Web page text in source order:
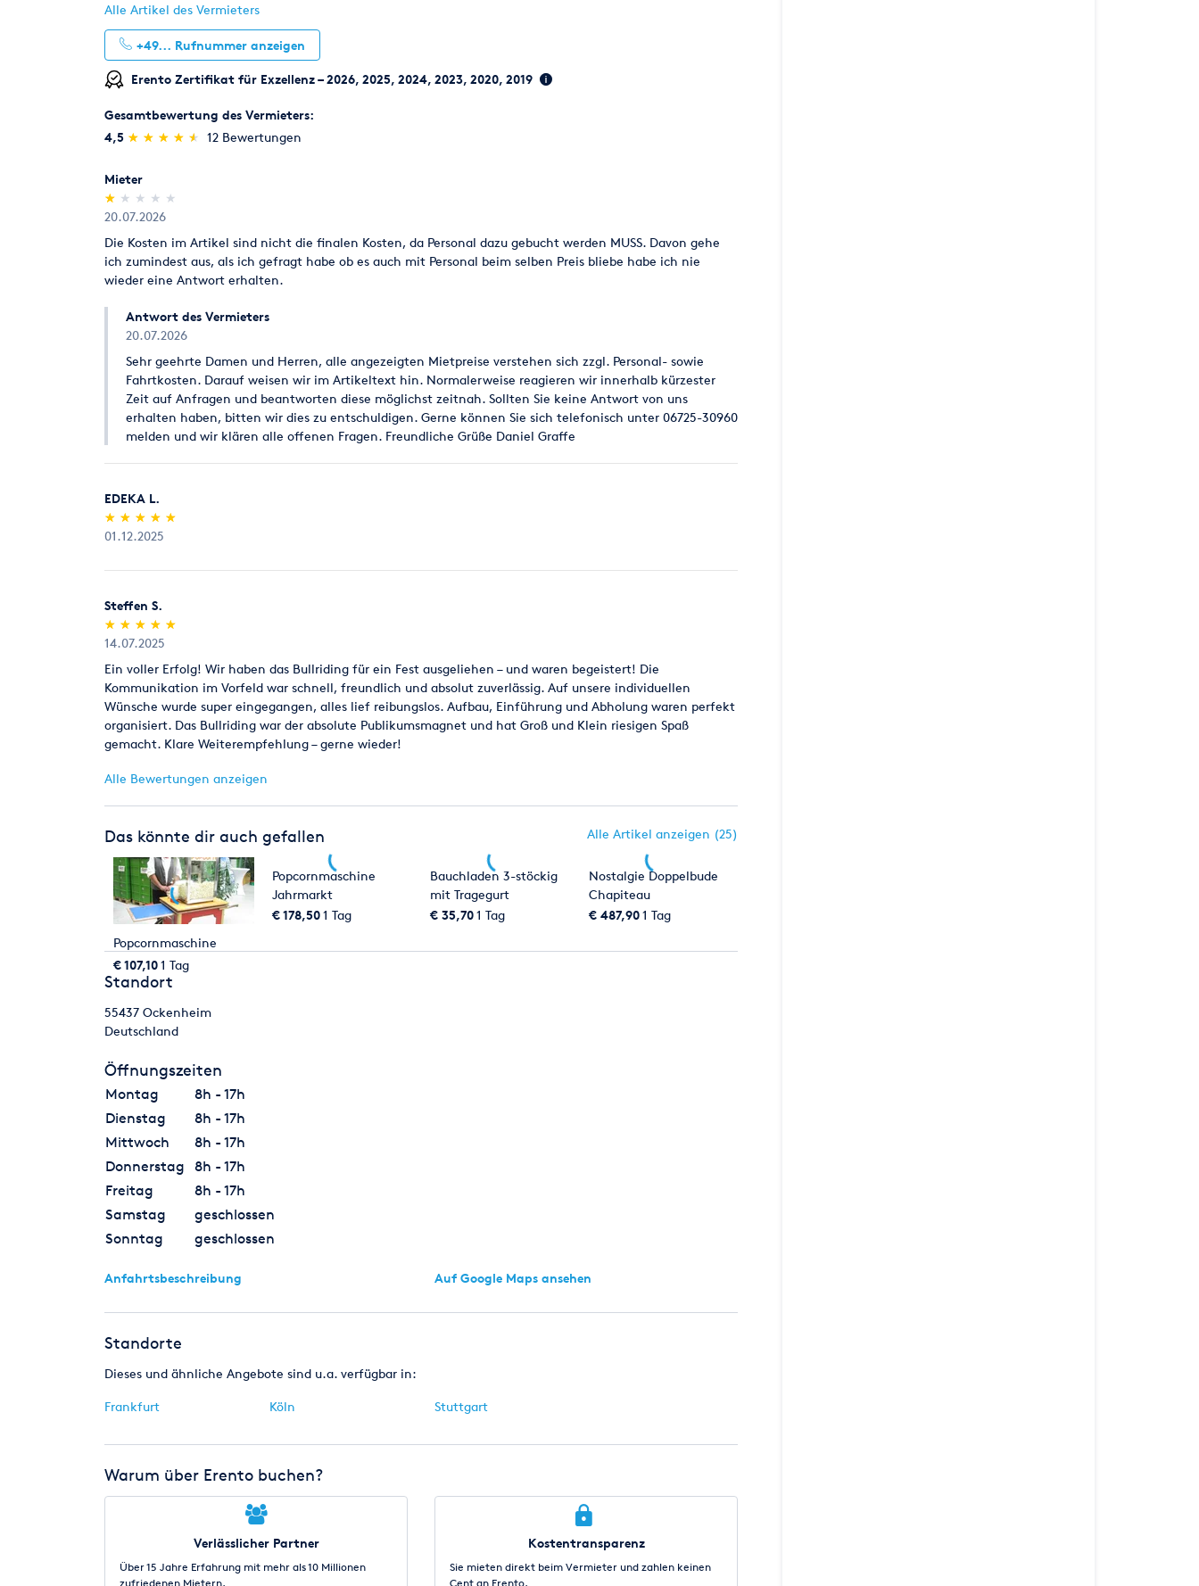
Alle Artikel des Vermieters
+49... Rufnummer anzeigen
Erento Zertifikat für Exzellenz – 2026, 2025, 2024, 2023, 2020, 2019
Gesamtbewertung des Vermieters:
4,5 (*)
★
★
(*) ★
★
(*) ★
★
(*) ★
★
(*) ★
★ 12 Bewertungen
Mieter
(*)
★
★
( ) ★
★
( ) ★
★
( ) ★
★
( ) ★
★
20.07.2026
Die Kosten im Artikel sind nicht die finalen Kosten, da Personal dazu gebucht werden MUSS. Davon gehe
ich zumindest aus, als ich gefragt habe ob es auch mit Personal beim selben Preis bliebe habe ich nie
wieder eine Antwort erhalten.
Antwort des Vermieters
20.07.2026
Sehr geehrte Damen und Herren, alle angezeigten Mietpreise verstehen sich zzgl. Personal- sowie
Fahrtkosten. Darauf weisen wir im Artikeltext hin. Normalerweise reagieren wir innerhalb kürzester
Zeit auf Anfragen und beantworten diese möglichst zeitnah. Sollten Sie keine Antwort von uns
erhalten haben, bitten wir dies zu entschuldigen. Gerne können Sie sich telefonisch unter 06725-30960
melden und wir klären alle offenen Fragen. Freundliche Grüße Daniel Graffe
EDEKA L.
(*)
★
★
(*) ★
★
(*) ★
★
(*) ★
★
(*) ★
★
01.12.2025
Steffen S.
(*)
★
★
(*) ★
★
(*) ★
★
(*) ★
★
(*) ★
★
14.07.2025
Ein voller Erfolg! Wir haben das Bullriding für ein Fest ausgeliehen – und waren begeistert! Die
Kommunikation im Vorfeld war schnell, freundlich und absolut zuverlässig. Auf unsere individuellen
Wünsche wurde super eingegangen, alles lief reibungslos. Aufbau, Einführung und Abholung waren perfekt
organisiert. Das Bullriding war der absolute Publikumsmagnet und hat Groß und Klein riesigen Spaß
gemacht. Klare Weiterempfehlung – gerne wieder!
Alle Bewertungen anzeigen
Das könnte dir auch gefallen Alle Artikel anzeigen (25)
Popcornmaschine
€ 107,101 Tag
Popcornmaschine
Jahrmarkt
€ 178,501 Tag
Bauchladen 3-stöckig
mit Tragegurt
€ 35,701 Tag
Nostalgie Doppelbude
Chapiteau
€ 487,901 Tag
Standort
55437 Ockenheim
Deutschland
Öffnungszeiten
Montag
8h - 17h
Dienstag
8h - 17h
Mittwoch
8h - 17h
Donnerstag
8h - 17h
Freitag
8h - 17h
Samstag
geschlossen
Sonntag
geschlossen
Anfahrtsbeschreibung Auf Google Maps ansehen
Standorte
Dieses und ähnliche Angebote sind u.a. verfügbar in:
Frankfurt Köln Stuttgart
Warum über Erento buchen?
Verlässlicher Partner
Über 15 Jahre Erfahrung mit mehr als 10 Millionen
zufriedenen Mietern.
Kostentransparenz
Sie mieten direkt beim Vermieter und zahlen keinen
Cent an Erento.